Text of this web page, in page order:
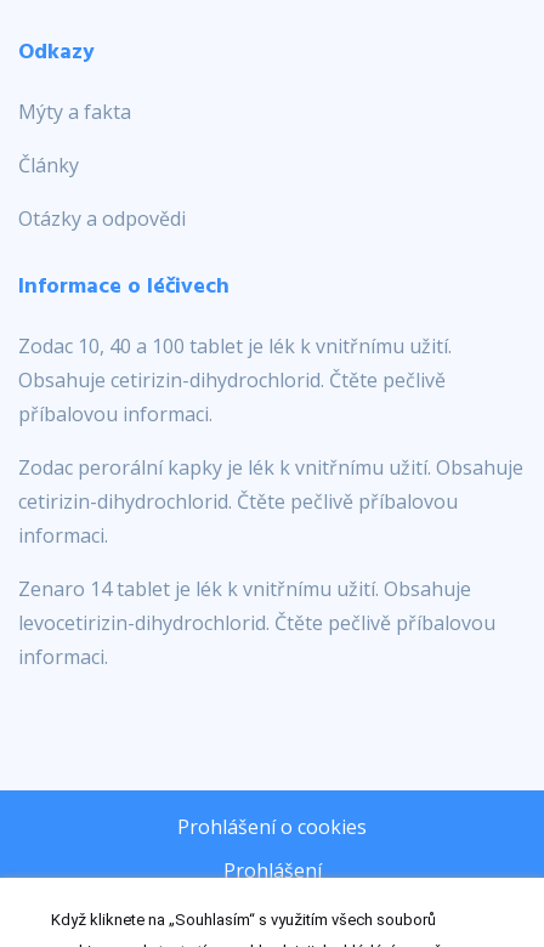
Odkazy
Mýty a fakta
Články
Otázky a odpovědi
Informace o léčivech
Zodac 10, 40 a 100 tablet je lék k vnitřnímu užití.
Obsahuje cetirizin-dihydrochlorid. Čtěte pečlivě
příbalovou informaci.
Zodac perorální kapky je lék k vnitřnímu užití. Obsahuje
cetirizin-dihydrochlorid. Čtěte pečlivě příbalovou
informaci.
Zenaro 14 tablet je lék k vnitřnímu užití. Obsahuje
levocetirizin-dihydrochlorid. Čtěte pečlivě příbalovou
informaci.
Prohlášení o cookies
Prohlášení
Zásady zpracování osobních údajů
Když kliknete na „Souhlasím“ s využitím všech souborů